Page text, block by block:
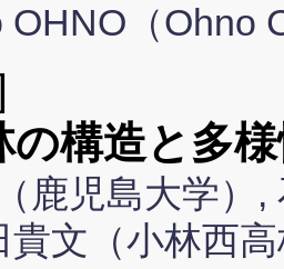
OHNO（Ohno
の構造と多
鹿児島大学）
貴文（小林西